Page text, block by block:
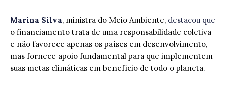
Marina Silva, ministra do Meio Ambiente, destacou que
o financiamento trata de uma responsabilidade coletiva
e não favorece apenas os países em desenvolvimento,
mas fornece apoio fundamental para que implementem
suas metas climáticas em benefício de todo o planeta.